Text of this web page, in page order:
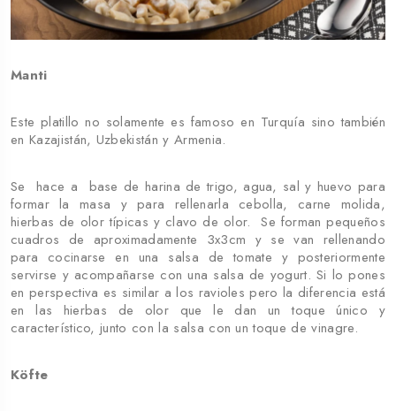
Manti
Este platillo no solamente es famoso en Turquía sino también
en Kazajistán, Uzbekistán y Armenia.
Se hace a base de harina de trigo, agua, sal y huevo para
formar la masa y para rellenarla cebolla, carne molida,
hierbas de olor típicas y clavo de olor. Se forman pequeños
cuadros de aproximadamente 3x3cm y se van rellenando
para cocinarse en una salsa de tomate y posteriormente
servirse y acompañarse con una salsa de yogurt. Si lo pones
en perspectiva es similar a los ravioles pero la diferencia está
en las hierbas de olor que le dan un toque único y
característico, junto con la salsa con un toque de vinagre.
Köfte